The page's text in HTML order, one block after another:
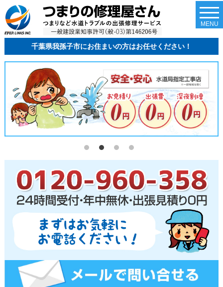
千葉県我孫子市にお住まいの方はお任せください！
MENU